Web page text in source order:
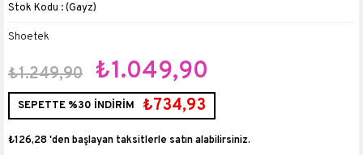
(Gayz)
Shoetek
₺1.249,90 ₺1.049,90
SEPETTE %30 İNDİRİM ₺734,93
₺126,28 'den başlayan taksitlerle